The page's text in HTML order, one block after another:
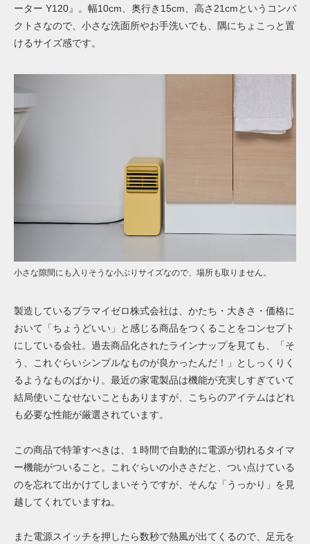
ーター Y120』。幅10cm、奥行き15cm、高さ21cmというコンパ
クトさなので、小さな洗面所やお手洗いでも、隅にちょこっと置
けるサイズ感です。
小さな隙間にも入りそうな小ぶりサイズなので、場所も取りません。
製造しているプラマイゼロ株式会社は、かたち・大きさ・価格に
おいて「ちょうどいい」と感じる商品をつくることをコンセプト
にしている会社。過去商品化されたラインナップを見ても、「そ
う、これぐらいシンプルなものが良かったんだ！」としっくりく
るようなものばかり。最近の家電製品は機能が充実しすぎていて
結局使いこなせないこともありますが、こちらのアイテムはどれ
も必要な性能が厳選されています。
この商品で特筆すべきは、１時間で自動的に電源が切れるタイマ
ー機能がついること。これぐらいの小ささだと、つい点けている
のを忘れて出かけてしまいそうですが、そんな「うっかり」を見
越してくれていますね。
また電源スイッチを押したら数秒で熱風が出てくるので、足元を